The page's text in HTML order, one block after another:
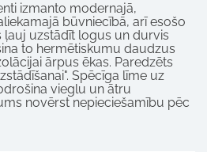
izmanto modernajā,
būvniecībā, arī esošo
ļauj uzstādīt logus un durvis
to hermētiskumu daudzus
ārpus ēkas. Paredzēts
Spēcīga līme uz
vieglu un ātru
novērst nepieciešamību pēc